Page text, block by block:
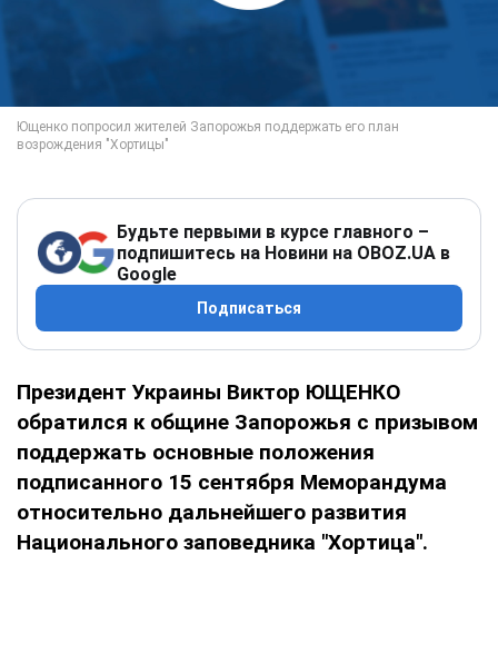
Будьте первыми в курсе главного –
подпишитесь на Новини на OBOZ.UA в
Google
Подписаться
Президент Украины Виктор ЮЩЕНКО
обратился к общине Запорожья с призывом
поддержать основные положения
подписанного 15 сентября Меморандума
относительно дальнейшего развития
Национального заповедника "Хортица".